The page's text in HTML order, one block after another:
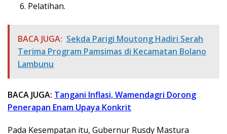
Pelatihan.
BACA JUGA: Sekda Parigi Moutong Hadiri Serah
Terima Program Pamsimas di Kecamatan Bolano
Lambunu
BACA JUGA: Tangani Inflasi, Wamendagri Dorong
Penerapan Enam Upaya Konkrit
Pada Kesempatan itu, Gubernur Rusdy Mastura